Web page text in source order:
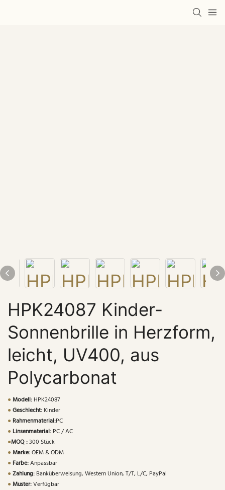
HPK24087 Kinder-
Sonnenbrille in Herzform,
leicht, UV400, aus
Polycarbonat
●Modell: HPK24087
●Geschlecht: Kinder
● Rahmenmaterial:PC
● Linsenmaterial: PC / AC
●MOQ :300 Stück
●Marke:OEM & ODM
● Farbe:Anpassbar
●Zahlung: Banküberweisung, Western Union, T/T, L/C, PayPal
●Muster:Verfügbar